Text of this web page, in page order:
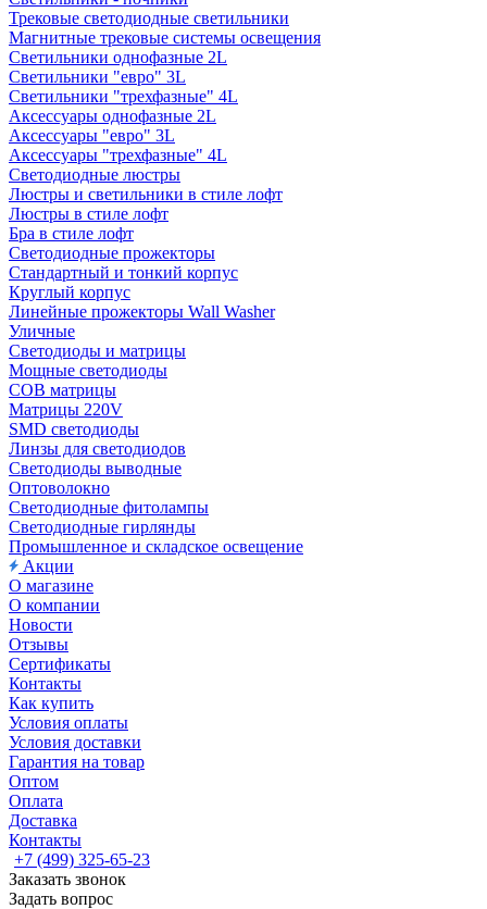
Трековые светодиодные светильники
Магнитные трековые системы освещения
Светильники однофазные 2L
Светильники "евро" 3L
Светильники "трехфазные" 4L
Аксессуары однофазные 2L
Аксессуары "евро" 3L
Аксессуары "трехфазные" 4L
Светодиодные люстры
Люстры и светильники в стиле лофт
Люстры в стиле лофт
Бра в стиле лофт
Светодиодные прожекторы
Стандартный и тонкий корпус
Круглый корпус
Линейные прожекторы Wall Washer
Уличные
Светодиоды и матрицы
Мощные светодиоды
COB матрицы
Матрицы 220V
SMD светодиоды
Линзы для светодиодов
Светодиоды выводные
Оптоволокно
Светодиодные фитолампы
Светодиодные гирлянды
Промышленное и складское освещение
Акции
О магазине
О компании
Новости
Отзывы
Сертификаты
Контакты
Как купить
Условия оплаты
Условия доставки
Гарантия на товар
Оптом
Оплата
Доставка
Контакты
+7 (499) 325-65-23
Заказать звонок
Задать вопрос